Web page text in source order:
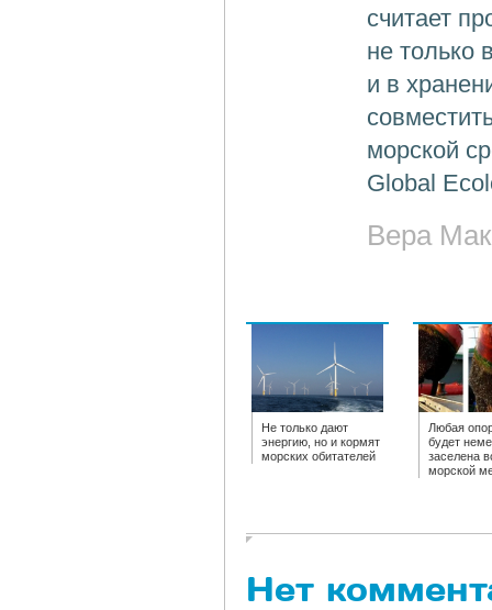
считает
не только
и в
морской
Global
Вера
Не только дают
энергию, но и кормят
морских обитателей
Любая
будет
заселена
морской
Нет